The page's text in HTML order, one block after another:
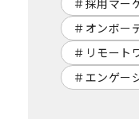
オンボー
リモート
エンゲー